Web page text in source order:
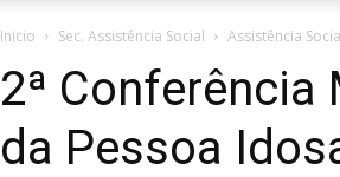
Inicio Sec. Assistência Social Assistência
2ª
da Pessoa